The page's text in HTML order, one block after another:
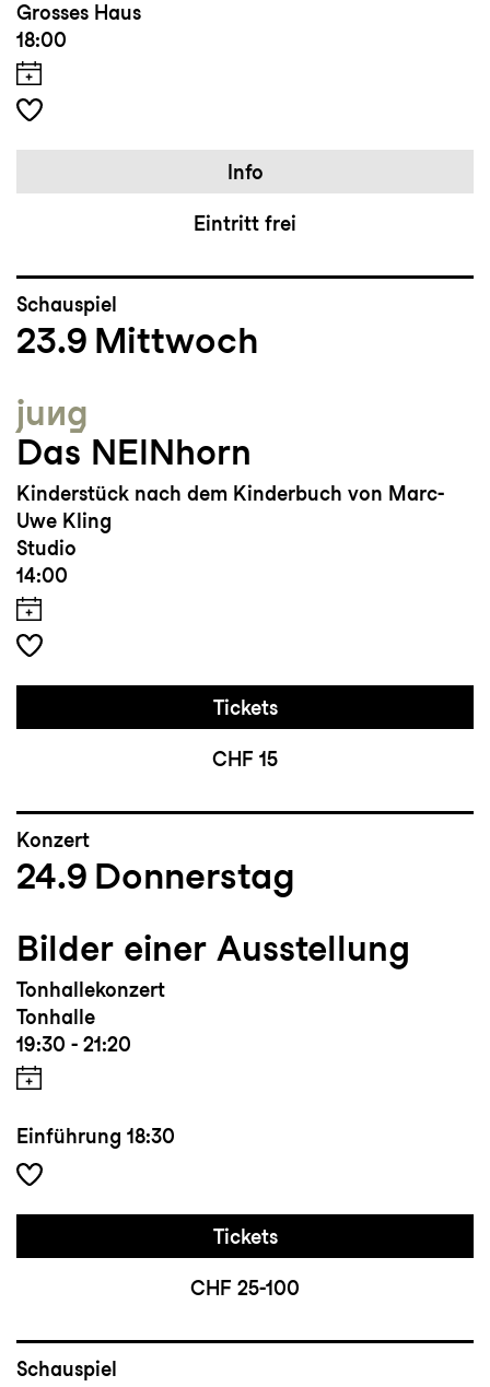
Grosses Haus
18:00
Info
Eintritt frei
Schauspiel
23.9 Mittwoch
jung
Das NEINhorn
Kinderstück nach dem Kinderbuch von Marc-
Uwe Kling
Studio
14:00
Tickets
CHF 15
Konzert
24.9 Donnerstag
Bilder einer Ausstellung
Tonhallekonzert
Tonhalle
19:30 - 21:20
Einführung 18:30
Tickets
CHF 25-100
Schauspiel